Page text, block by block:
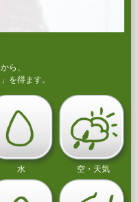
ら、
を得ます。
水 空・天気